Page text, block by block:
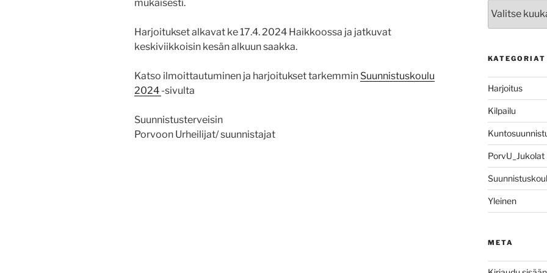
mukaisesti.
Harjoitukset alkavat ke 17.4. 2024 Haikkoossa ja jatkuvat
keskiviikkoisin kesän alkuun saakka.
Katso ilmoittautuminen ja harjoitukset tarkemmin Suunnistuskoulu
2024 -sivulta
Suunnistusterveisin
Porvoon Urheilijat/ suunnistajat
KATEGORIAT
Harjoitus
Kilpailu
PorvU_Jukolat
Yleinen
META